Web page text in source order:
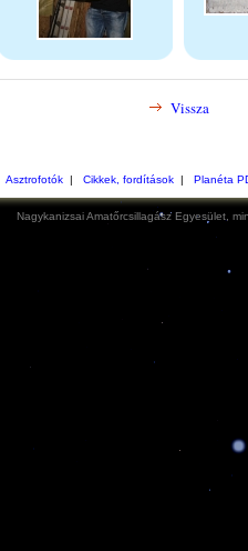
Vissza
Asztrofotók| Cikkek, fordítások| Planéta
Nagykanizsai Amatőrcsillagász Egyesület,